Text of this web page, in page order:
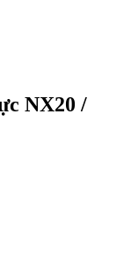
NX20 /